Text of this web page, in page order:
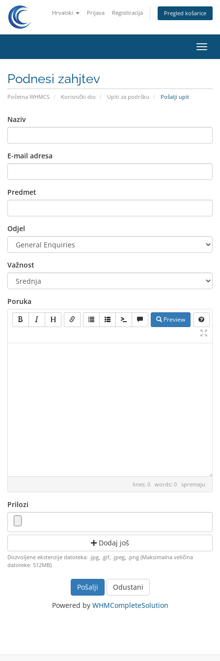
Hrvatski Prijava Registtracija Pregled košarice
Podnesi zahjtev
Početna WHMCS Korisnički dio Upiti za podršku Pošalji upit
Naziv
E-mail adresa
Predmet
Odjel
Važnost
Poruka
Preview
lines: 0 words: 0 spremaju
Prilozi
Dodaj još
Dozvoljene ekstenzije datoteka: .jpg, .gif, .jpeg, .png (Maksimalna veličina
datoteke: 512MB)
Odustani
Powered by WHMCompleteSolution